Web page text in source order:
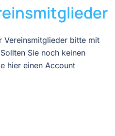
Vereinsmitglieder bitte mit
Sie noch keinen
hier einen Account